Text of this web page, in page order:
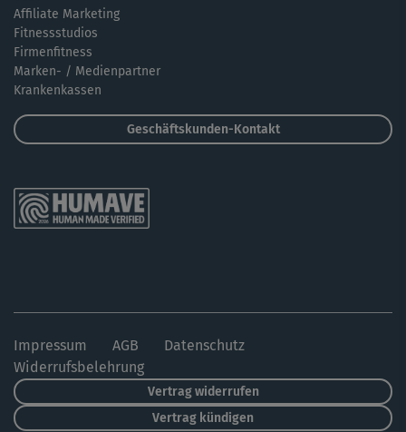
Affiliate Marketing
Fitnessstudios
Firmenfitness
Marken- / Medienpartner
Krankenkassen
Geschäftskunden-Kontakt
Impressum AGB
Datenschutz
Widerrufsbelehrung
Vertrag widerrufen
Vertrag kündigen